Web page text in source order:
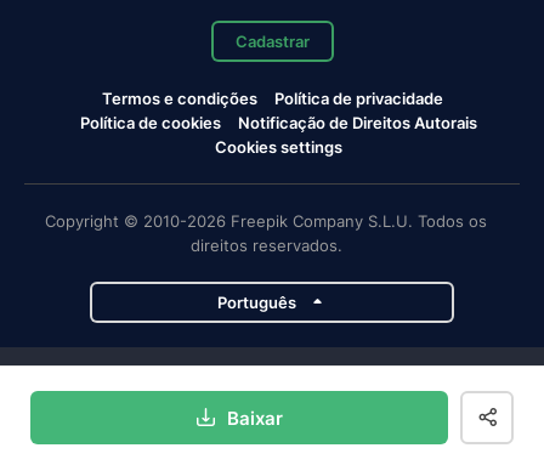
Baixar
Cadastrar
Termos e condições
Política de privacidade
Política de cookies
Notificação de Direitos Autorais
Cookies settings
Copyright © 2010-2026 Freepik Company S.L.U. Todos os
direitos reservados.
Português
Magnific Flaticon